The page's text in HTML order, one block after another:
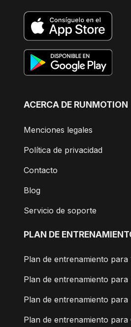
ACERCA DE RUNMOTION
Menciones legales
Política de privacidad
Contacto
Blog
Servicio de soporte
PLAN DE
Plan de entrenamiento para
Plan de entrenamiento
Plan de entrenamiento para
Plan de entrenamiento